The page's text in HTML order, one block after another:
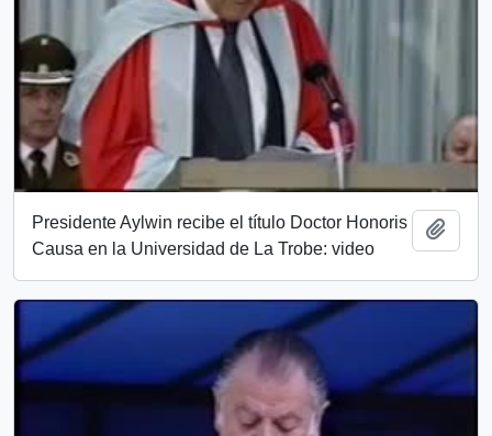
Presidente Aylwin recibe el título Doctor Honoris
Causa en la Universidad de La Trobe: video